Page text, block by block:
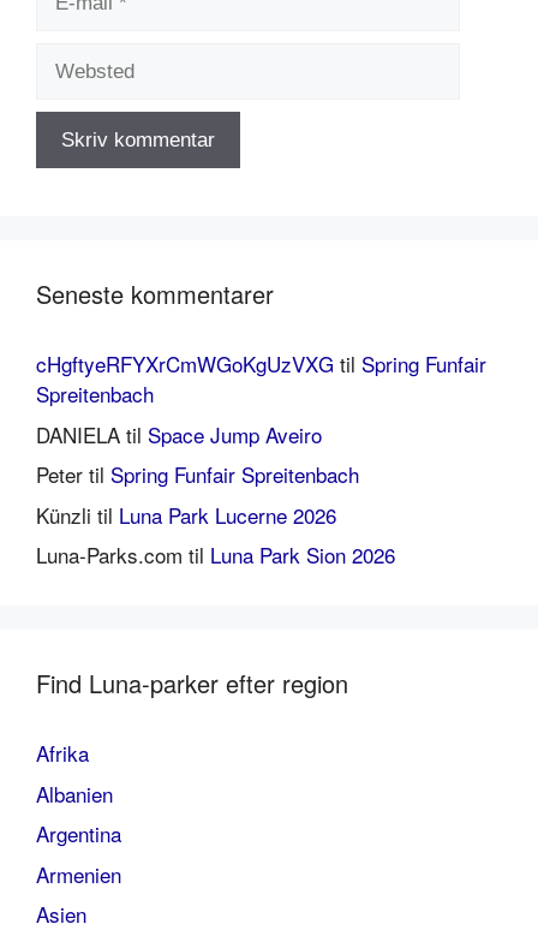
mail
Websted
Seneste kommentarer
cHgftyeRFYXrCmWGoKgUzVXG til Spring Funfair
Spreitenbach
DANIELA til Space Jump Aveiro
Peter til Spring Funfair Spreitenbach
Künzli til Luna Park Lucerne 2026
Luna-Parks.com til Luna Park Sion 2026
Find Luna-parker efter region
Afrika
Albanien
Argentina
Armenien
Asien